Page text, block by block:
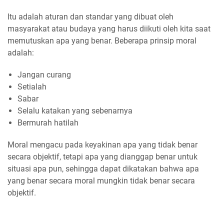
Itu adalah aturan dan standar yang dibuat oleh
masyarakat atau budaya yang harus diikuti oleh kita saat
memutuskan apa yang benar. Beberapa prinsip moral
adalah:
Jangan curang
Setialah
Sabar
Selalu katakan yang sebenarnya
Bermurah hatilah
Moral mengacu pada keyakinan apa yang tidak benar
secara objektif, tetapi apa yang dianggap benar untuk
situasi apa pun, sehingga dapat dikatakan bahwa apa
yang benar secara moral mungkin tidak benar secara
objektif.